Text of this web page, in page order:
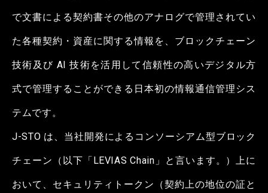
で文書による契約書その他のアナログで管理されてい
た各種契約・資産に関する情報を、ブロックチェーン
技術及び AI 技術を活用して信頼性の高いデジタル方
式で管理することができる日本初の情報通信管理シス
テムです。
J-STO は、当社開発によるコンソーシアム型ブロック
チェーン（以下「LEVIAS Chain」と言います。）上に
おいて、セキュリティトークン（契約上の地位の証と